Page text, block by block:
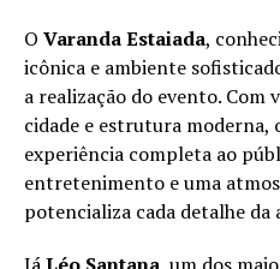
O Varanda Estaiada,
icônica e ambiente
a realização do evento. Com
cidade e estrutura moderna,
experiência completa ao
entretenimento e uma
potencializa cada detalhe da